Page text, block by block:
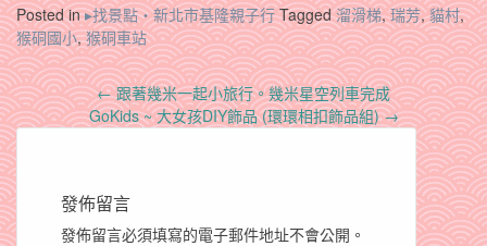
Posted in▸找景點‧新北市基隆親子行Tagged溜滑梯,瑞芳,貓村,
猴硐國小,猴硐車站
Post
navigation
←跟著幾米一起小旅行。幾米星空列車完成
GoKids ~ 大女孩DIY飾品 (環環相扣飾品組)→
發佈留言
發佈留言必須填寫的電子郵件地址不會公開。